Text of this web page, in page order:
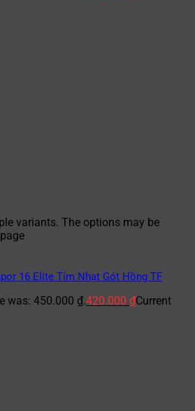
variants. The options may be
16 Elite Tím Nhạt Gót Hồng TF
was: 450.000 ₫.420.000 ₫Current